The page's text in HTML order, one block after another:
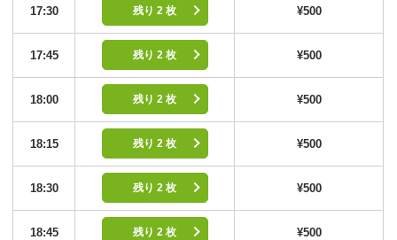
17:30 残り 2 枚 ¥500
17:45 残り 2 枚 ¥500
18:00 残り 2 枚 ¥500
18:15 残り 2 枚 ¥500
18:30 残り 2 枚 ¥500
18:45 残り 2 枚 ¥500